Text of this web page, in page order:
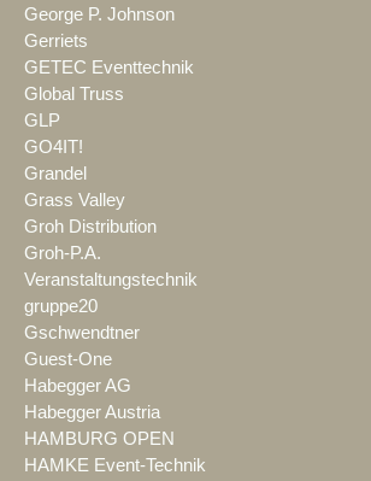
George P. Johnson
Gerriets
GETEC Eventtechnik
Global Truss
GLP
GO4IT!
Grandel
Grass Valley
Groh Distribution
Groh-P.A.
Veranstaltungstechnik
gruppe20
Gschwendtner
Guest-One
Habegger AG
Habegger Austria
HAMBURG OPEN
HAMKE Event-Technik